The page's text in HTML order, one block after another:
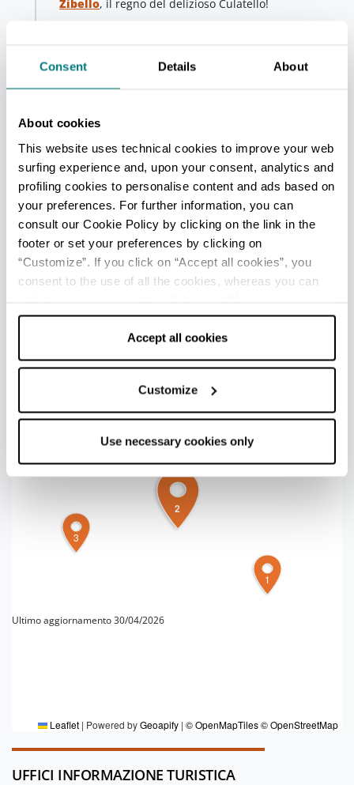
Consent Details About
About cookies
This website uses technical cookies to improve your web
surfing experience and, upon your consent, analytics and
profiling cookies to personalise content and ads based on
your preferences. For further information, you can
consult our Cookie Policy by clicking on the link in the
footer or set your preferences by clicking on
“Customize”. If you click on “Accept all cookies”, you
consent to the use of all the cookies, whereas you can
cookies only” and only the technical cookies for the
correct functioning of the website will be used.
Accept all cookies
Customize
Use necessary cookies only
Zibello, il regno del delizioso Culatello!
nostro bel percorso,Busseto
, scrigno di tesori della
vita del Maestro Giuseppe Verdi.
Da visitare
A Polesine una sosta è d’obbligo per degustare
questo buonissimo salume e visitare il
Museo del
Culatello
Info utili
A Busseto c’è la stazione ferroviaria quindi è
possibile tornare a Parma ripercorrendo la stessa
ciclabile, oppure ritornare con il treno - facendo
attenzione a quelli con il trasporto per la nostra
1
2
3
+
Leaflet | Powered byGeoapify | © OpenMapTiles© OpenStreetMap
Ultimo aggiornamento 30/04/2026
UFFICI INFORMAZIONE TURISTICA